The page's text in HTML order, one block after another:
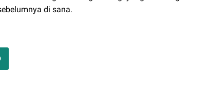
di sana.